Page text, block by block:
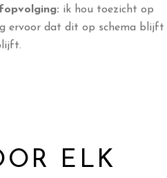
ik hou toezicht op
ervoor dat dit op schema blijft
ELK